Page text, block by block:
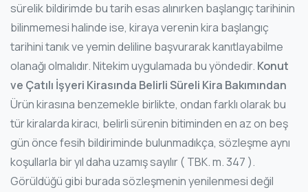
sürelik bildirimde bu tarih esas alınırken başlangıç tarihinin
bilinmemesi halinde ise, kiraya verenin kira başlangıç
tarihini tanık ve yemin deliline başvurarak kanıtlayabilme
olanağı olmalıdır. Nitekim uygulamada bu yöndedir. Konut
ve Çatılı İşyeri Kirasında Belirli Süreli Kira Bakımından
Ürün kirasına benzemekle birlikte, ondan farklı olarak bu
tür kiralarda kiracı, belirli sürenin bitiminden en az on beş
gün önce fesih bildiriminde bulunmadıkça, sözleşme aynı
koşullarla bir yıl daha uzamış sayılır ( TBK. m. 347 ).
Görüldüğü gibi burada sözleşmenin yenilenmesi değil